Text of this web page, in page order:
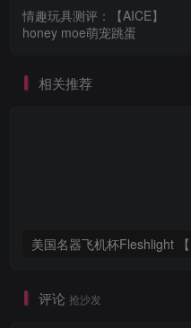
情趣玩具测评：【AICE】
honey moe萌宠跳蛋
相关推荐
评论 抢沙发